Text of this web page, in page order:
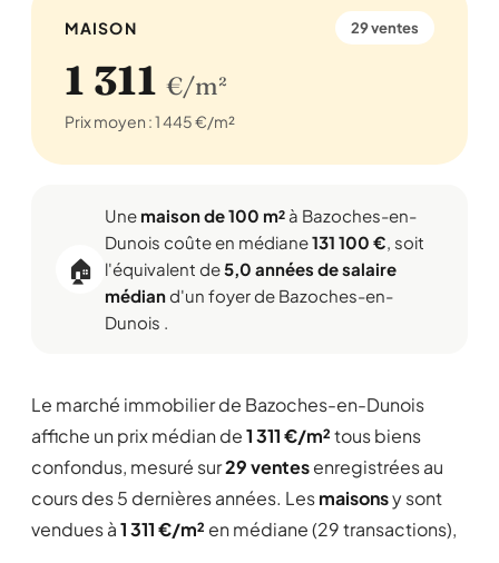
MAISON 29 ventes
1 311 €/m²
Prix moyen : 1 445 €/m²
🏠
Une maison de 100 m² à Bazoches-en-
Dunois coûte en médiane131 100 €, soit
l'équivalent de5,0 années de salaire
médiand'un foyer de Bazoches-en-
Dunois .
Le marché immobilier de Bazoches-en-Dunois
affiche un prix médian de1 311 €/m²tous biens
confondus, mesuré sur29 ventesenregistrées au
cours des 5 dernières années. Lesmaisonsy sont
vendues à1 311 €/m² en médiane (29 transactions),